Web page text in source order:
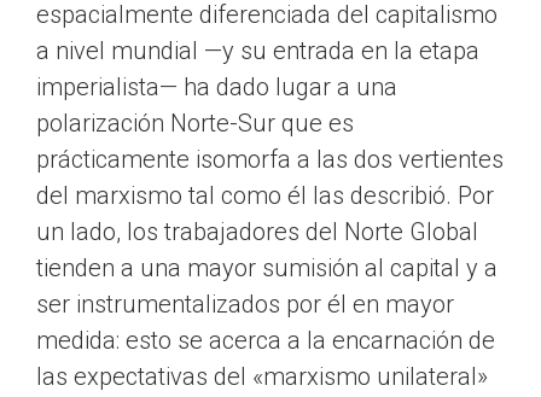
espacialmente diferenciada del capitalismo
a nivel mundial —y su entrada en la etapa
imperialista— ha dado lugar a una
polarización Norte-Sur que es
prácticamente isomorfa a las dos vertientes
del marxismo tal como él las describió. Por
un lado, los trabajadores del Norte Global
tienden a una mayor sumisión al capital y a
ser instrumentalizados por él en mayor
medida: esto se acerca a la encarnación de
las expectativas del «marxismo unilateral»